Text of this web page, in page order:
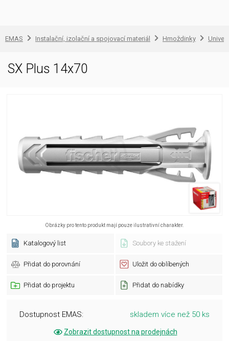
EMAS Instalační, izolační a spojovací materiál Hmoždinky
SX Plus 14x70
Obrázky pro tento produkt mají pouze ilustrativní charakter.
Katalogový list Soubory ke stažení
Přidat do porovnání Uložit do oblíbených
Přidat do projektu Přidat do nabídky
Dostupnost EMAS: skladem více než 50 ks
Zobrazit dostupnost na prodejnách